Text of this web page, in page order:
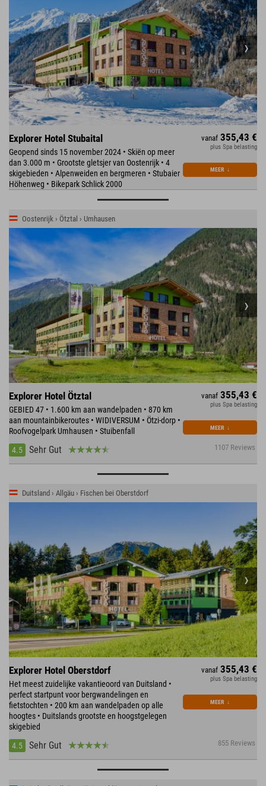
Explorer Hotel Stubaital
Geopend sinds 15 november 2024 • Skiën op meer
dan 3.000 m • Grootste gletsjer van Oostenrijk • 4
skigebieden • Alpenweiden en bergmeren • Stubaier
Höhenweg • Bikepark Schlick 2000
vanaf 355,43 €
plus Spa belasting
MEER ↓
Oostenrijk › Ötztal › Umhausen
Explorer Hotel Ötztal
GEBIED 47 • 1.600 km aan wandelpaden • 870 km
aan mountainbikeroutes • WIDIVERSUM • Ötzi-dorp •
Roofvogelpark Umhausen • Stuibenfall
4.5
Sehr Gut 1107 Reviews
vanaf 355,43 €
plus Spa belasting
MEER ↓
Duitsland › Allgäu › Fischen bei Oberstdorf
Explorer Hotel Oberstdorf
Het meest zuidelijke vakantieoord van Duitsland •
perfect startpunt voor bergwandelingen en
fietstochten • 200 km aan wandelpaden op alle
hoogtes • Duitslands grootste en hoogstgelegen
skigebied
4.5
Sehr Gut 855 Reviews
vanaf 355,43 €
plus Spa belasting
MEER ↓